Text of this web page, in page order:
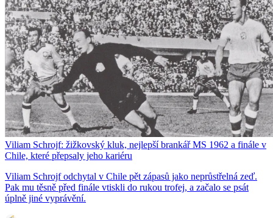
Viliam Schrojf: žižkovský kluk, nejlepší brankář MS 1962 a finále v
Chile, které přepsaly jeho kariéru
Viliam Schrojf odchytal v Chile pět zápasů jako neprůstřelná zeď.
Pak mu těsně před finále vtiskli do rukou trofej, a začalo se psát
úplně jiné vyprávění.